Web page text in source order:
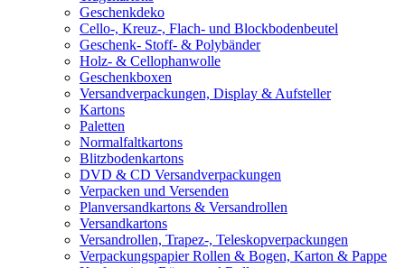
Geschenkdeko
Cello-, Kreuz-, Flach- und Blockbodenbeutel
Geschenk- Stoff- & Polybänder
Holz- & Cellophanwolle
Geschenkboxen
Versandverpackungen, Display & Aufsteller
Kartons
Paletten
Normalfaltkartons
Blitzbodenkartons
DVD & CD Versandverpackungen
Verpacken und Versenden
Planversandkartons & Versandrollen
Versandkartons
Versandrollen, Trapez-, Teleskopverpackungen
Verpackungspapier Rollen & Bogen, Karton & Pappe